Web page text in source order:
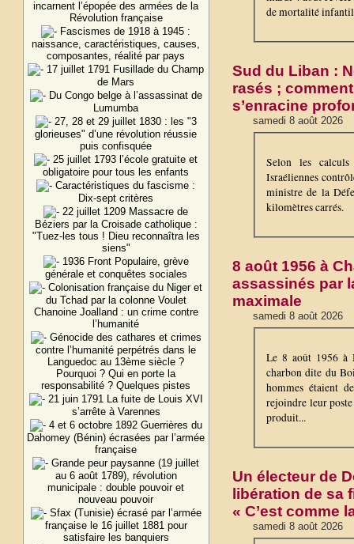
incarnent l’épopée des armées de la
Révolution française
Fascismes de 1918 à 1945 :
naissance, caractéristiques, causes,
composantes, réalité par pays
17 juillet 1791 Fusillade du Champ
de Mars
Du Congo belge à l’assassinat de
Lumumba
27, 28 et 29 juillet 1830 : les "3
glorieuses" d’une révolution réussie
puis confisquée
25 juillet 1793 l’école gratuite et
obligatoire pour tous les enfants
Caractéristiques du fascisme :
Dix-sept critères
22 juillet 1209 Massacre de
Béziers par la Croisade catholique :
"Tuez-les tous ! Dieu reconnaîtra les
siens"
1936 Front Populaire, grève
générale et conquêtes sociales
Colonisation française du Niger et
du Tchad par la colonne Voulet
Chanoine Joalland : un crime contre
l’humanité
Génocide des cathares et crimes
contre l’humanité perpétrés dans le
Languedoc au 13ème siècle ?
Pourquoi ? Qui en porte la
responsabilité ? Quelques pistes
21 juin 1791 La fuite de Louis XVI
s’arrête à Varennes
4 et 6 octobre 1892 Guerrières du
Dahomey (Bénin) écrasées par l’armée
française
Grande peur paysanne (19 juillet
au 6 août 1789), révolution
municipale : double pouvoir et
nouveau pouvoir
Sfax (Tunisie) écrasé par l’armée
française le 16 juillet 1881 pour
satisfaire les banquiers
de mortalité
Sud du Liban :
rasés ;
s’enracine
samedi 8 août 2026
Selon les
Israéliennes
ministre de la
kilomètres carrés.
8 août 1956 à
assassinés par
maximale
samedi 8 août 2026
Le 8 août 1956 à
charbon dite du
hommes étaient
rejoindre leur
produit...
Un électeur de
libération de sa
« C’est comme
samedi 8 août 2026